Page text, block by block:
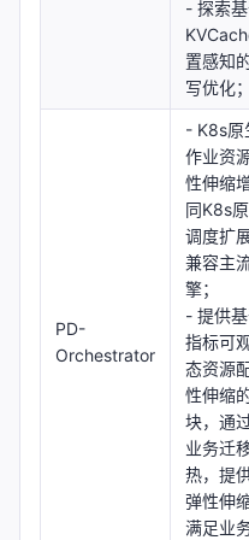
- 探索
置感知
写优化；
PD-
Orchestrator
- K8s原
作业资
性伸缩
同K8s
调度扩
兼容主
擎；
- 提供
指标可
态资源
性伸缩
块，通
业务迁
热，提
弹性伸
满足业